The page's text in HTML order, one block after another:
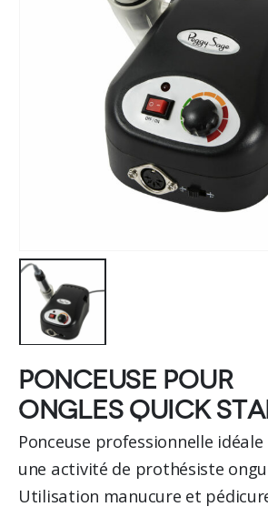
Ponceuse pour
ongles Quick
Ponceuse professionnelle
une activité de prothésiste
Utilisation manucure et